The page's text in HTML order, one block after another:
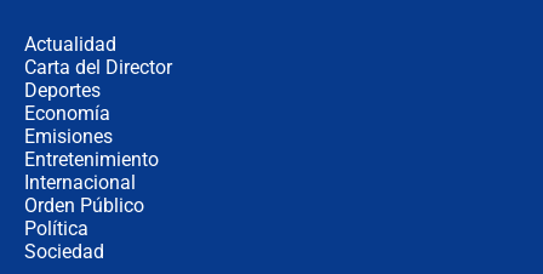
Actualidad
Carta del Director
Deportes
Economía
Emisiones
Entretenimiento
Internacional
Orden Público
Política
Sociedad